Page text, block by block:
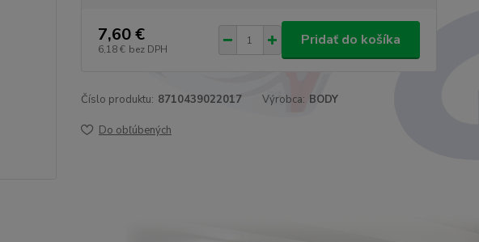
7,60 €
6,18 € bez DPH
Pridať do košíka
Číslo produktu: 8710439022017 Výrobca: BODY
Do obľúbených